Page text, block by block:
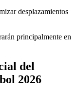
desplazamientos
principalmente en
del
2026